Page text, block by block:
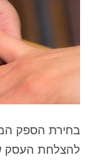
בחירת הספק
להצלחת העסק